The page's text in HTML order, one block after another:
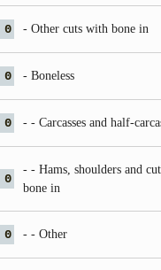
0 - Other cuts with bone in
0 - Boneless
0 - - Carcasses and half-
0
- - Hams, shoulders and
bone in
0 - - Other